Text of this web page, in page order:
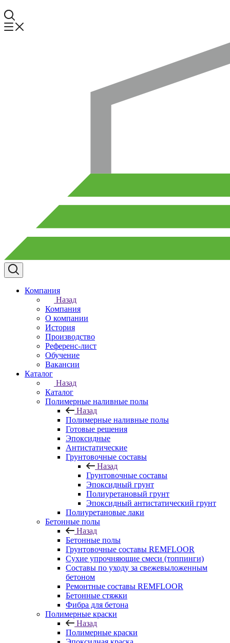
Компания
Назад
Компания
О компании
История
Производство
Референс-лист
Обучение
Вакансии
Каталог
Назад
Каталог
Полимерные наливные полы
Назад
Полимерные наливные полы
Готовые решения
Эпоксидные
Антистатические
Грунтовочные составы
Назад
Грунтовочные составы
Эпоксидный грунт
Полиуретановый грунт
Эпоксидный антистатический грунт
Полиуретановые лаки
Бетонные полы
Назад
Бетонные полы
Грунтовочные составы REMFLOOR
Сухие упрочняющие смеси (топпинги)
Составы по уходу за свежевыложенным
бетоном
Ремонтные составы REMFLOOR
Бетонные стяжки
Фибра для бетона
Полимерные краски
Назад
Полимерные краски